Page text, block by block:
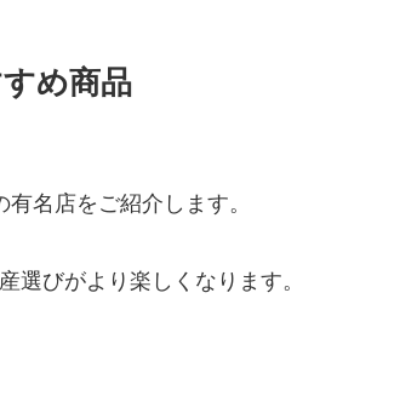
め商品
名店をご紹介します。
選びがより楽しくなります。